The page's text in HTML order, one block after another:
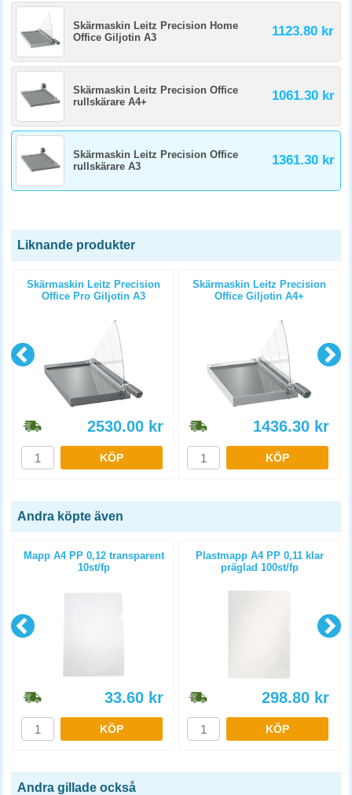
Skärmaskin Leitz Precision Home
Office Giljotin A3
1123.80 kr
Skärmaskin Leitz Precision Office
rullskärare A4+
1061.30 kr
Skärmaskin Leitz Precision Office
rullskärare A3
1361.30 kr
Liknande produkter
Skärmaskin Leitz Precision
Office Pro Giljotin A3
2530.00 kr
KÖP
Skärmaskin Leitz Precision
Office Giljotin A4+
1436.30 kr
KÖP
Andra köpte även
Mapp A4 PP 0,12 transparent
10st/fp
33.60 kr
KÖP
Plastmapp A4 PP 0,11 klar
präglad 100st/fp
298.80 kr
KÖP
Andra gillade också